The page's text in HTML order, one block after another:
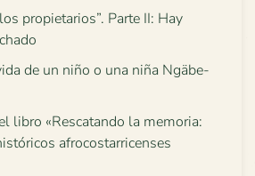
propietarios”. Parte II: Hay
de un niño o una niña Ngäbe-
libro «Rescatando la memoria:
afrocostarricenses